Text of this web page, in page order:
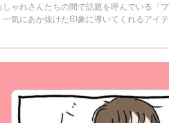
しゃれさんたちの間で話題を呼んでいる「
一気にあか抜けた印象に導いてくれるアイ